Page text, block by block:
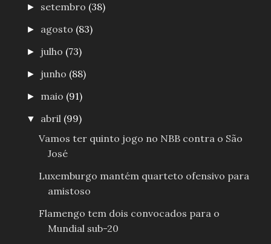
► setembro (38)
► agosto (83)
► julho (73)
► junho (88)
► maio (91)
▼ abril (99)
Vamos ter quinto jogo no NBB contra o São
José
Luxemburgo mantém quarteto ofensivo para
amistoso
Flamengo tem dois convocados para o
Mundial sub-20